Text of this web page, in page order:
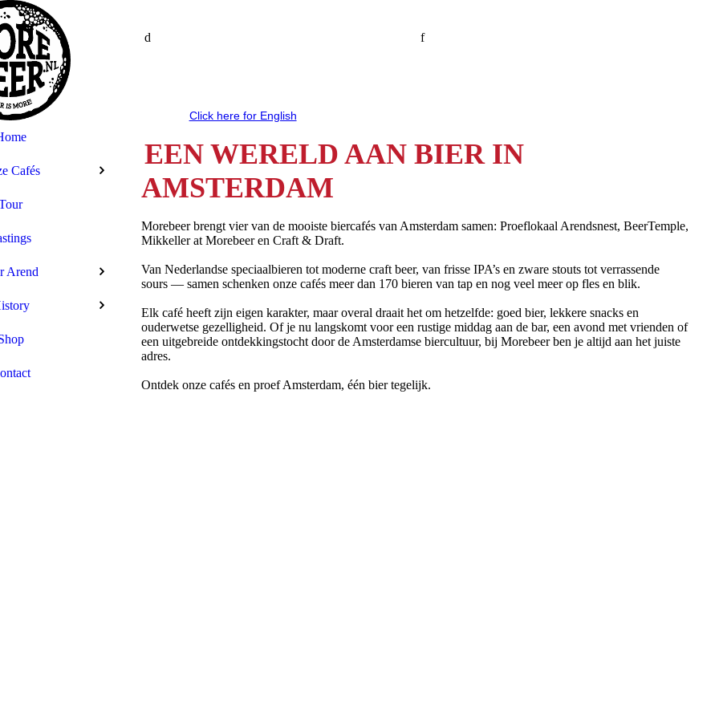
Cafés
Arend
d f
Click here for English
EEN WERELD AAN BIER IN
AMSTERDAM
Morebeer brengt vier van de mooiste biercafés van Amsterdam samen: Proeflokaal Arendsnest, BeerTemple,
Mikkeller at Morebeer en Craft & Draft.
Van Nederlandse speciaalbieren tot moderne craft beer, van frisse IPA’s en zware stouts tot verrassende
sours — samen schenken onze cafés meer dan 170 bieren van tap en nog veel meer op fles en blik.
Elk café heeft zijn eigen karakter, maar overal draait het om hetzelfde: goed bier, lekkere snacks en
ouderwetse gezelligheid. Of je nu langskomt voor een rustige middag aan de bar, een avond met vrienden of
een uitgebreide ontdekkingstocht door de Amsterdamse biercultuur, bij Morebeer ben je altijd aan het juiste
adres.
Ontdek onze cafés en proef Amsterdam, één bier tegelijk.